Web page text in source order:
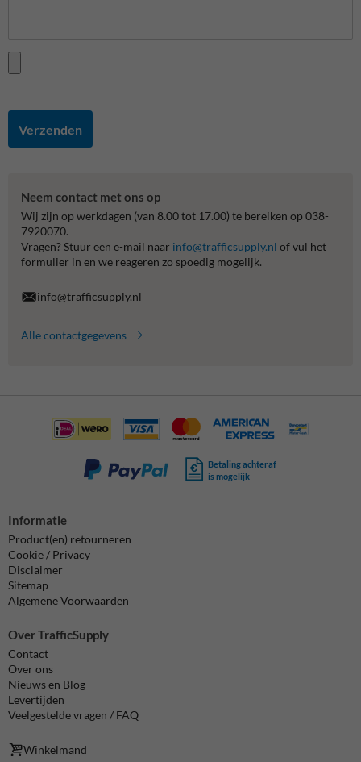
Verzenden
Neem contact met ons op
Wij zijn op werkdagen (van 8.00 tot 17.00) te bereiken op 038-
7920070.
Vragen? Stuur een e-mail naar info@trafficsupply.nl of vul het
formulier in en we reageren zo spoedig mogelijk.
info@trafficsupply.nl
Alle contactgegevens
Betaling achteraf
is mogelijk
Informatie
Product(en) retourneren
Cookie / Privacy
Disclaimer
Sitemap
Algemene Voorwaarden
Over TrafficSupply
Contact
Over ons
Nieuws en Blog
Levertijden
Veelgestelde vragen / FAQ
Winkelmand